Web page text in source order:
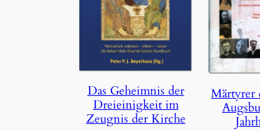
Das Geheimnis der
Dreieinigkeit im
Zeugnis der Kirche
Märtyrer